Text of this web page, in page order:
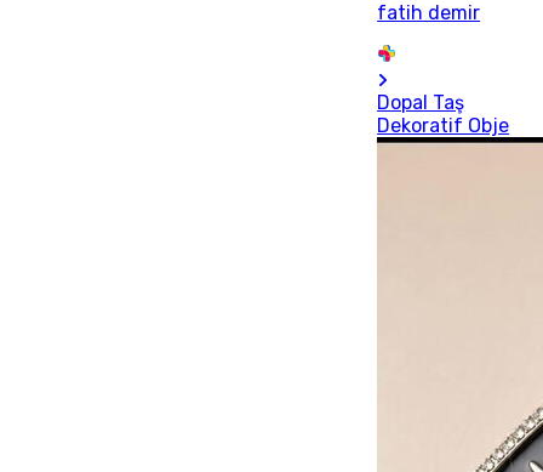
fatih demir
Dopal Taş
Dekoratif Obje